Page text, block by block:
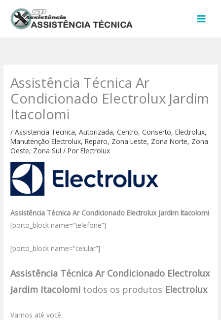
para
Assistência Técnica Ar
Condicionado Electrolux Jardim
Itacolomi
/Assistencia Tecnica,Autorizada,Centro,Conserto,Electrolux,
Manutenção Electrolux,Reparo, Zona Leste, Zona Norte, Zona
Oeste, Zona Sul / PorElectrolux
Assistência Técnica Ar Condicionado Electrolux Jardim Itacolomi
[porto_block name=”telefone”]
[porto_block name=”celular”]
Assistência Técnica Ar Condicionado Electrolux
Jardim Itacolomi todos os produtos Electrolux
Vamos até você